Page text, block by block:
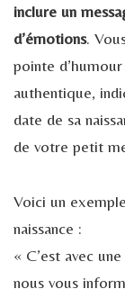
inclure un
d’émotions.
pointe
authentique,
date de sa
de votre petit
Voici un
naissance :
« C’est avec
nous vous